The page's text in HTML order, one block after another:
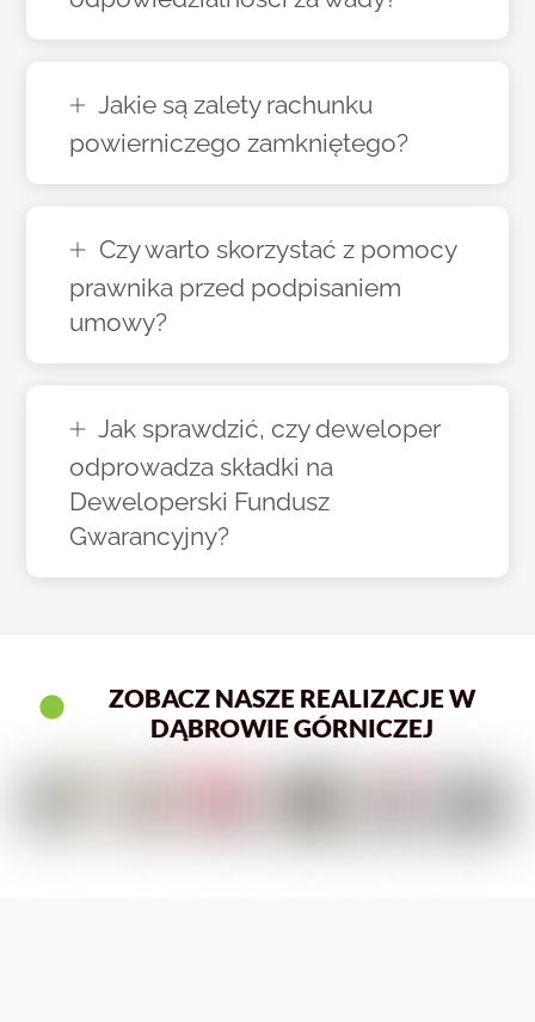
Jakie są zalety rachunku
powierniczego zamkniętego?
Czy warto skorzystać z pomocy
prawnika przed podpisaniem
umowy?
Jak sprawdzić, czy deweloper
odprowadza składki na
Deweloperski Fundusz
Gwarancyjny?
ZOBACZ NASZE REALIZACJE W
DĄBROWIE GÓRNICZEJ